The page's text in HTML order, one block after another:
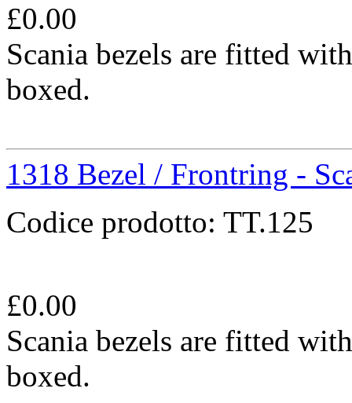
£0.00
Scania bezels are fitted
boxed.
1318 Bezel / Frontring -
Codice prodotto: TT.125
£0.00
Scania bezels are fitted
boxed.